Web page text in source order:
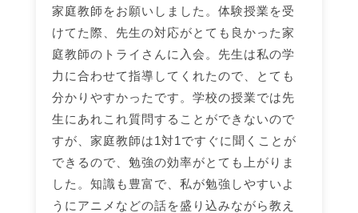
家庭教師をお願いしました。体験授業を受
けてた際、先生の対応がとても良かった家
庭教師のトライさんに入会。先生は私の学
力に合わせて指導してくれたので、とても
分かりやすかったです。学校の授業では先
生にあれこれ質問することができないので
すが、家庭教師は1対1ですぐに聞くことが
できるので、勉強の効率がとても上がりま
した。知識も豊富で、私が勉強しやすいよ
うにアニメなどの話を盛り込みながら教え